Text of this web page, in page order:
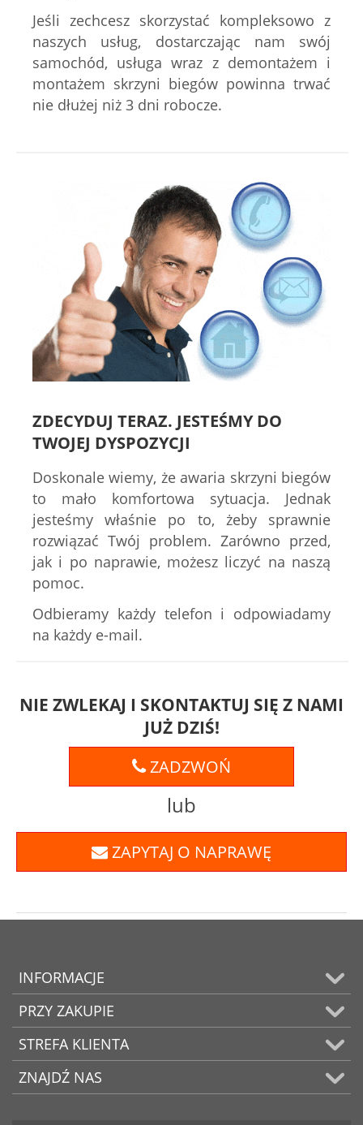
Jeśli zechcesz skorzystać kompleksowo z
naszych usług, dostarczając nam swój
samochód, usługa wraz z demontażem i
montażem skrzyni biegów powinna trwać
nie dłużej niż 3 dni robocze.
ZDECYDUJ TERAZ. JESTEŚMY DO
TWOJEJ DYSPOZYCJI
Doskonale wiemy, że awaria skrzyni biegów
to mało komfortowa sytuacja. Jednak
jesteśmy właśnie po to, żeby sprawnie
rozwiązać Twój problem. Zarówno przed,
jak i po naprawie, możesz liczyć na naszą
pomoc.
Odbieramy każdy telefon i odpowiadamy
na każdy e-mail.
NIE ZWLEKAJ I SKONTAKTUJ SIĘ Z NAMI
JUŻ DZIŚ!
ZADZWOŃ
lub
ZAPYTAJ O NAPRAWĘ
INFORMACJE
PRZY ZAKUPIE
STREFA KLIENTA
ZNAJDŹ NAS